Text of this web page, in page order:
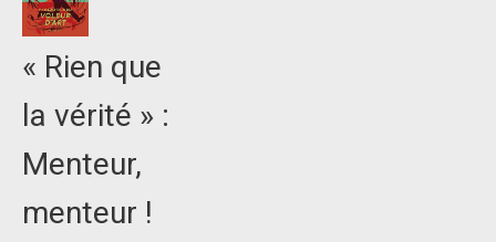
« Rien que
la vérité » :
Menteur,
menteur !